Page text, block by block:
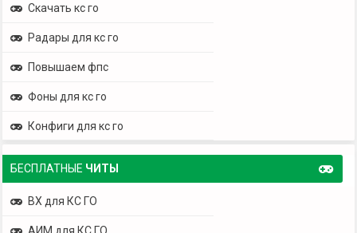
Скачать кс го
Радары для кс го
Повышаем фпс
Фоны для кс го
Конфиги для кс го
БЕСПЛАТНЫЕ ЧИТЫ
ВХ для КС ГО